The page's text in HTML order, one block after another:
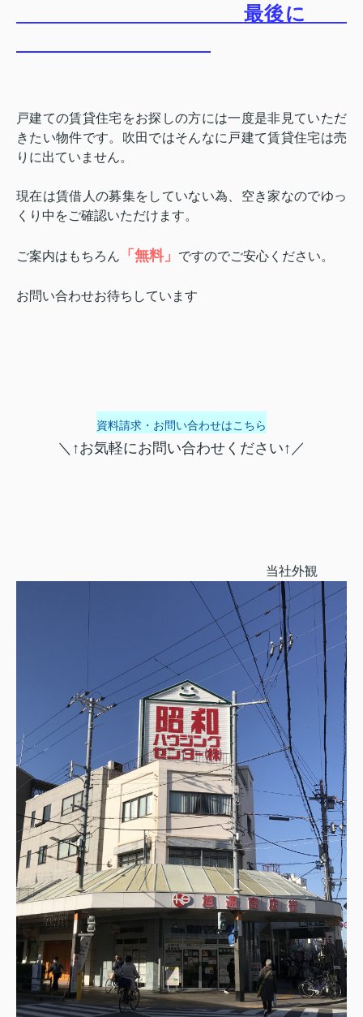
最後に
戸建ての賃貸住宅をお探しの方には一度是非見ていただ
きたい物件です。吹田ではそんなに戸建て賃貸住宅は売
りに出ていません。
現在は賃借人の募集をしていない為、空き家なのでゆっ
くり中をご確認いただけます。
ご案内はもちろん 「無料」 ですのでご安心ください。
お問い合わせお待ちしています
資料請求・お問い合わせはこちら
＼↑お気軽にお問い合わせください↑／
当社外観